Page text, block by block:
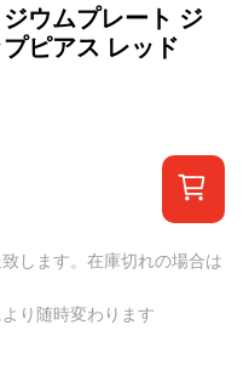
ウムプレート ジ
ピアス レッド
します。在庫切れの場合は
り随時変わります